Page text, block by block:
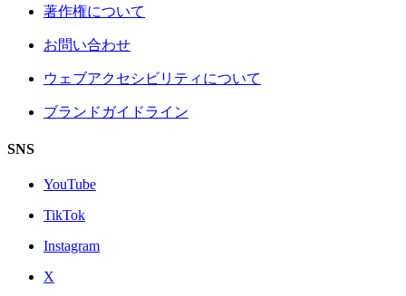
著作権について
お問い合わせ
ウェブアクセシビリティについて
ブランドガイドライン
SNS
YouTube
TikTok
Instagram
X